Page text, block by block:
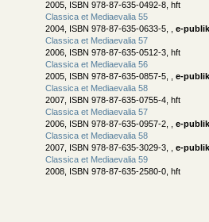
2005, ISBN 978-87-635-0492-8, hft
Classica et Mediaevalia 55
2004, ISBN 978-87-635-0633-5, , e-
Classica et Mediaevalia 57
2006, ISBN 978-87-635-0512-3, hft
Classica et Mediaevalia 56
2005, ISBN 978-87-635-0857-5, , e-
Classica et Mediaevalia 58
2007, ISBN 978-87-635-0755-4, hft
Classica et Mediaevalia 57
2006, ISBN 978-87-635-0957-2, , e-
Classica et Mediaevalia 58
2007, ISBN 978-87-635-3029-3, , e-
Classica et Mediaevalia 59
2008, ISBN 978-87-635-2580-0, hft